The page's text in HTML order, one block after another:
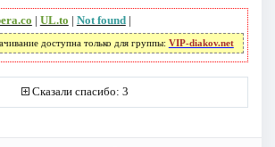
| UL.to | Not found|
доступна только для группы: VIP-diakov.net
Сказали спасибо: 3